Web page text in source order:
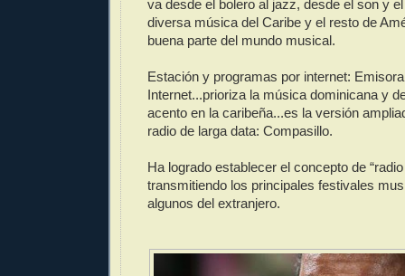
va desde el bolero al jazz, desde el son y
diversa música del Caribe y el resto de
buena parte del mundo musical.
Estación y programas por internet:
Internet...prioriza la música dominicana y
acento en la caribeña...es la versión
radio de larga data: Compasillo.
Ha logrado establecer el concepto de
transmitiendo los principales festivales
algunos del extranjero.